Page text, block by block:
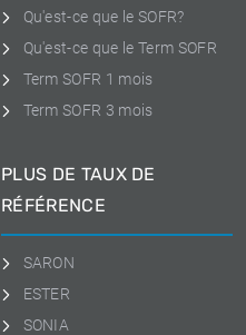
Qu'est-ce que le SOFR?
Qu'est-ce que le Term SOFR
Term SOFR 1 mois
Term SOFR 3 mois
PLUS DE TAUX DE
RÉFÉRENCE
SARON
ESTER
SONIA